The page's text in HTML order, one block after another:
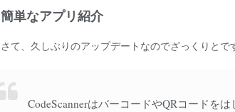
簡単なアプリ紹介
さて、久しぶりのアップデートなのでざっくりとで
CodeScannerはバーコードやQRコードを